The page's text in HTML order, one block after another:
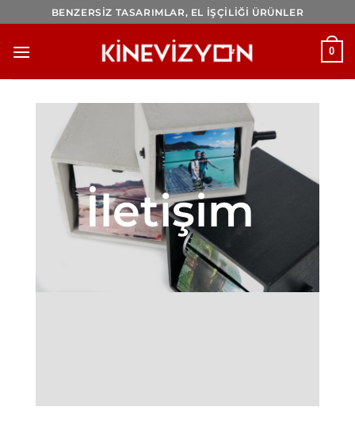
atla
BENZERSİZ TASARIMLAR, EL İŞÇİLİĞİ ÜRÜNLER
0
İletişim